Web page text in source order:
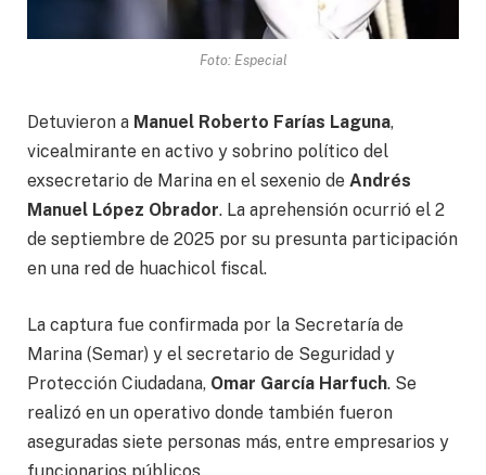
Foto: Especial
Detuvieron a Manuel Roberto Farías Laguna,
vicealmirante en activo y sobrino político del
exsecretario de Marina en el sexenio de Andrés
Manuel López Obrador. La aprehensión ocurrió el 2
de septiembre de 2025 por su presunta participación
en una red de huachicol fiscal.
La captura fue confirmada por la Secretaría de
Marina (Semar) y el secretario de Seguridad y
Protección Ciudadana, Omar García Harfuch. Se
realizó en un operativo donde también fueron
aseguradas siete personas más, entre empresarios y